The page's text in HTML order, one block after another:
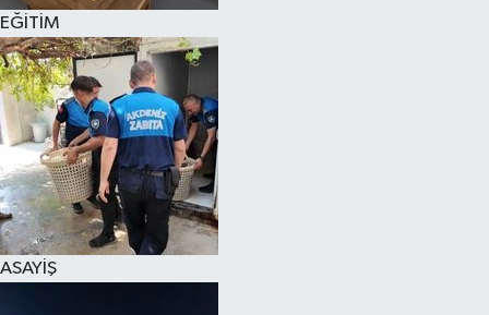
EĞİTİM
ASAYİŞ